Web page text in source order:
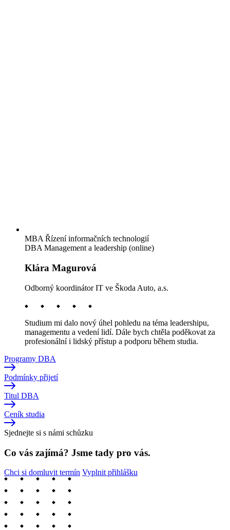
MBA Řízení informačních technologií
DBA Management a leadership (online)
Klára Magurová
Odborný koordinátor IT ve Škoda Auto, a.s.
Studium mi dalo nový úhel pohledu na téma leadershipu,
managementu a vedení lidí. Dále bych chtěla poděkovat za
profesionální i lidský přístup a podporu během studia.
Programy DBA
Podmínky přijetí
Titul DBA
Ceník studia
Sjednejte si s námi schůzku
Co vás zajímá? Jsme tady pro vás.
Chci si domluvit termín Vyplnit přihlášku